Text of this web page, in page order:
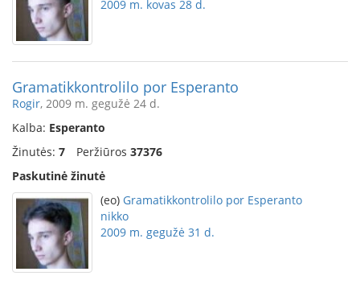
2009 m. kovas 28 d.
Gramatikkontrolilo por Esperanto
Rogir, 2009 m. gegužė 24 d.
Kalba: Esperanto
Žinutės: 7 Peržiūros 37376
Paskutinė žinutė
(eo) Gramatikkontrolilo por Esperanto
nikko
2009 m. gegužė 31 d.